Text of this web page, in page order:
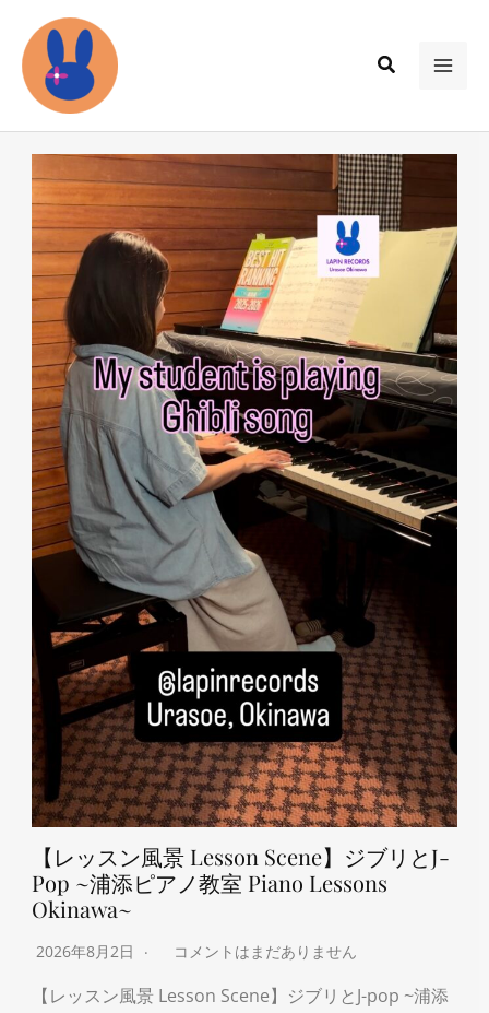
検
【レッスン風景 Lesson Scene】ジブリとJ-
Pop ~浦添ピアノ教室 Piano Lessons
Okinawa~
2026年8月2日 コメントはまだありません
【レッスン風景 Lesson Scene】ジブリとJ-pop ~浦添